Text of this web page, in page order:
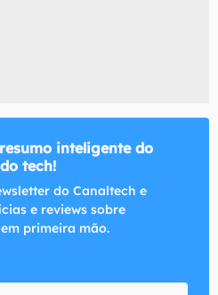
inteligente do
tech!
do Canaltech e
e reviews sobre
primeira mão.